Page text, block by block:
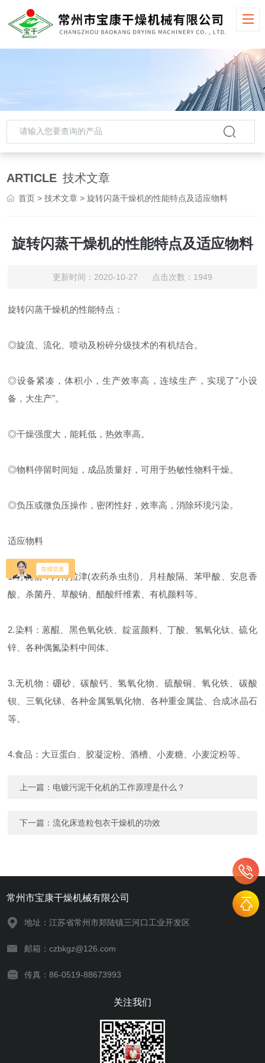
ARTICLE 技术文章
首页 >技术文章 > 旋转闪蒸干燥机的性能特点及适应物料
旋转闪蒸干燥机的性能特点及适应物料
更新时间：2020-10-27 点击次数：1949
旋转闪蒸干燥机的性能特点：
◎旋流、流化、喷动及粉碎分级技术的有机结合。
◎设备紧凑，体积小，生产效率高，连续生产，实现了"小设
备，大生产"。
◎干燥强度大，能耗低，热效率高。
◎物料停留时间短，成品质量好，可用于热敏性物料干燥。
◎负压或微负压操作，密闭性好，效率高，消除环境污染。
适应物料
1.有机物：阿特拉津(农药杀虫剂)、月桂酸隔、苯甲酸、安息香
酸、杀菌丹、草酸钠、醋酸纤维素、有机颜料等。
2.染料：蒽醌、黑色氧化铁、靛蓝颜料、丁酸、氢氧化钛、硫化
锌、各种偶氮染料中间体。
3.无机物：硼砂、碳酸钙、氢氧化物、硫酸铜、氧化铁、碳酸
钡、三氧化锑、各种金属氢氧化物、各种重金属盐、合成冰晶石
等。
4.食品：大豆蛋白、胶凝淀粉、酒槽、小麦糖、小麦淀粉等。
上一篇： 电镀污泥干化机的工作原理是什么？
下一篇：流化床造粒包衣干燥机的功效
常州市宝康干燥机械有限公司
地址：江苏省常州市郑陆镇三河口工业开发区
邮箱：czbkgz@126.com
传真：86-0519-88673993
关注我们